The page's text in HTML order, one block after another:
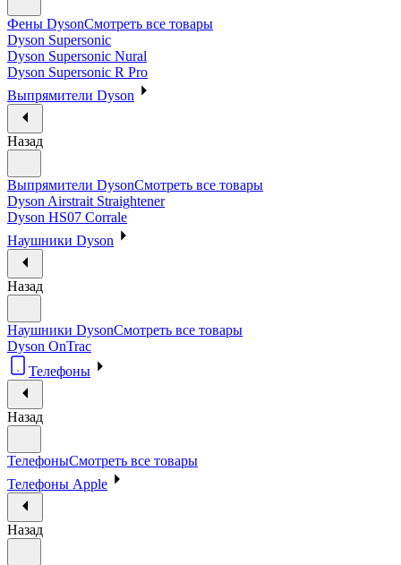
Фены DysonСмотреть все товары
Dyson Supersonic
Dyson Supersonic Nural
Dyson Supersonic R Pro
Выпрямители Dyson
Назад
Выпрямители DysonСмотреть все товары
Dyson Airstrait Straightener
Dyson HS07 Corrale
Наушники Dyson
Назад
Наушники DysonСмотреть все товары
Dyson OnTrac
Телефоны
Назад
ТелефоныСмотреть все товары
Телефоны Apple
Назад